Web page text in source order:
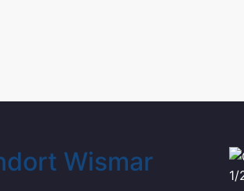
Wismar